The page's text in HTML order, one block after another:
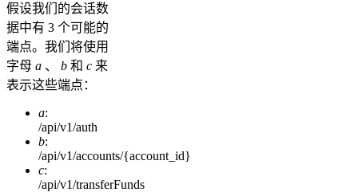
假设我们的会话数
据中有 3 个可能的
端点。我们将使用
字母 a 、 b 和 c 来
表示这些端点：
a:
/api/v1/auth
b:
/api/v1/accounts/{account_id}
c:
/api/v1/transferFunds